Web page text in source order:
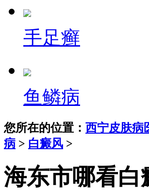
手足癣
鱼鳞病
您所在的位置： 西宁皮肤病
病 > 白癜风 >
海东市哪看白